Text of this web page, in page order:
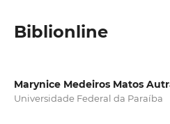
Biblionline
Marynice Medeiros Matos
Universidade Federal da Paraíba